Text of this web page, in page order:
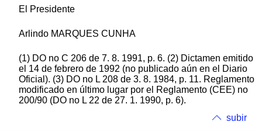
El Presidente
Arlindo MARQUES CUNHA
(1) DO no C 206 de 7. 8. 1991, p. 6. (2) Dictamen emitido
el 14 de febrero de 1992 (no publicado aún en el Diario
Oficial). (3) DO no L 208 de 3. 8. 1984, p. 11. Reglamento
modificado en último lugar por el Reglamento (CEE) no
200/90 (DO no L 22 de 27. 1. 1990, p. 6).
subir